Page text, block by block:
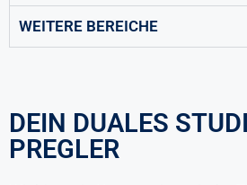
WEITERE BEREICHE
DEIN DUALES
PREGLER